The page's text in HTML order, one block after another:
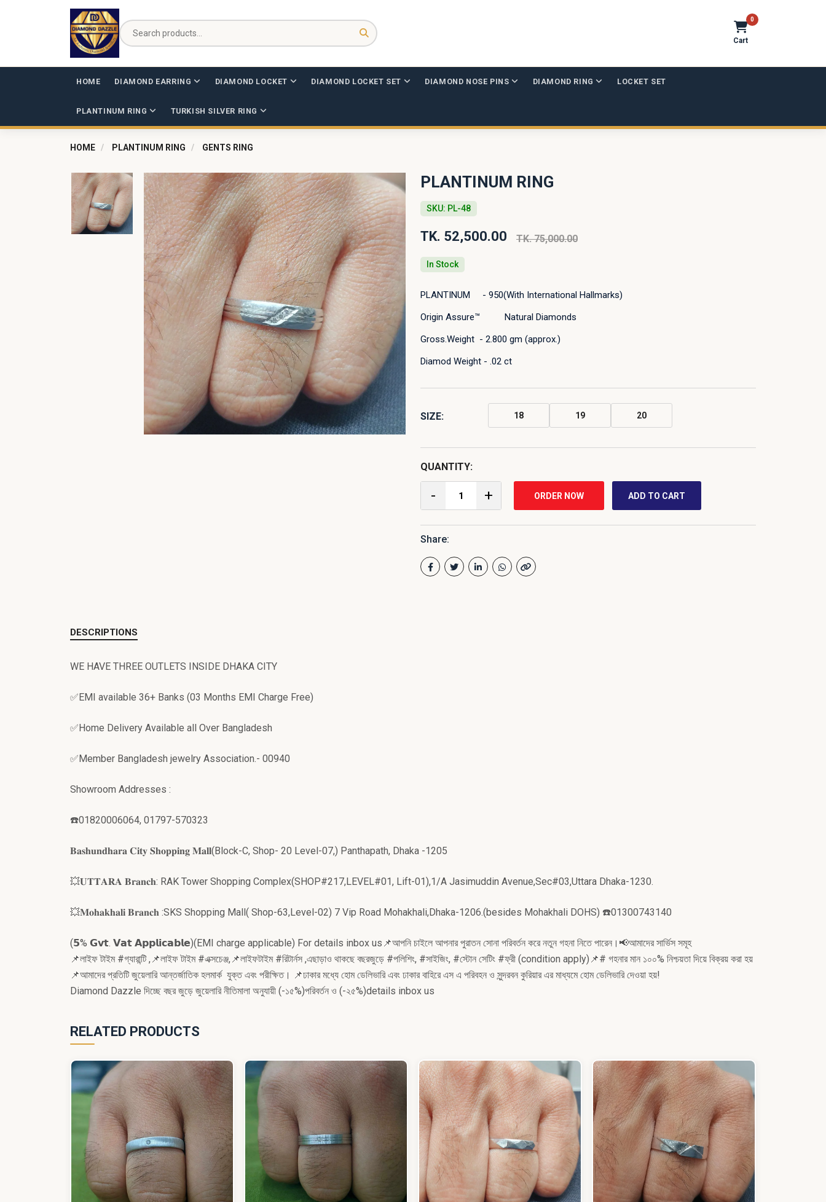
Cart
0
HOME DIAMOND EARRING DIAMOND LOCKET DIAMOND LOCKET SET DIAMOND NOSE PINS DIAMOND RING LOCKET SET
PLANTINUM RING TURKISH SILVER RING
HOME PLANTINUM RING GENTS RING
PLANTINUM RING
SKU: PL-48
TK. 52,500.00 TK. 75,000.00
In Stock
PLANTINUM - 950(With International Hallmarks)
Origin Assure™ Natural Diamonds
Gross.Weight - 2.800 gm (approx.)
Diamod Weight - .02 ct
SIZE: 18 19 20
QUANTITY:
- + ORDER NOW ADD TO CART
Share:
DESCRIPTIONS
WE HAVE THREE OUTLETS INSIDE DHAKA CITY
✅EMI available 36+ Banks (03 Months EMI Charge Free)
✅Home Delivery Available all Over Bangladesh
✅Member Bangladesh jewelry Association.- 00940
Showroom Addresses :
☎️01820006064, 01797-570323
𝐁𝐚𝐬𝐡𝐮𝐧𝐝𝐡𝐚𝐫𝐚 𝐂𝐢𝐭𝐲 𝐒𝐡𝐨𝐩𝐩𝐢𝐧𝐠 𝐌𝐚𝐥𝐥(Block-C, Shop- 20 Level-07,) Panthapath, Dhaka -1205
💥𝐔𝐓𝐓𝐀𝐑𝐀 𝐁𝐫𝐚𝐧𝐜𝐡: RAK Tower Shopping Complex(SHOP#217,LEVEL#01, Lift-01),1/A Jasimuddin Avenue,Sec#03,Uttara Dhaka-1230.
💥𝐌𝐨𝐡𝐚𝐤𝐡𝐚𝐥𝐢 𝐁𝐫𝐚𝐧𝐜𝐡 :SKS Shopping Mall( Shop-63,Level-02) 7 Vip Road Mohakhali,Dhaka-1206.(besides Mohakhali DOHS) ☎️01300743140
(𝟱% 𝗚𝘃𝘁. 𝗩𝗮𝘁 𝗔𝗽𝗽𝗹𝗶𝗰𝗮𝗯𝗹𝗲)(EMI charge applicable) For details inbox us 📌আপনি চাইলে আপনার পুরাতন সোনা পরিবর্তন করে নতুন গহনা নিতে পারেন। 📢আমাদের সার্ভিস সমূহ
📌লাইফ টাইম #গ্যারান্টি ,📌লাইফ টাইম #এক্সচেঞ্জ,📌লাইফটাইম #রিটার্নস ,এছাড়াও থাকছে বছরজুড়ে #পলিশিং, #সাইজিং, #স্টোন সেটিং #ফ্রী (condition apply) 📌# গহনার মান ১০০% নিশ্চয়তা দিয়ে বিক্রয় করা হয়
📌আমাদের প্রতিটি জুয়েলারি আন্তর্জাতিক হলমার্ক যুক্ত এবং পরীক্ষিত। 📌ঢাকার মধ্যে হোম ডেলিভারি এবং ঢাকার বাহিরে এস এ পরিবহন ও সুন্দরবন কুরিয়ার এর মাধ্যমে হোম ডেলিভারি দেওয়া হয়!
Diamond Dazzle দিচ্ছে বছর জুড়ে জুয়েলারি নীতিমালা অনুযায়ী (-১৫%)পরিবর্তন ও (-২৫%)details inbox us
RELATED PRODUCTS